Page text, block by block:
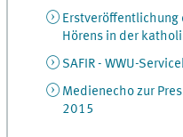
Erstveröffentlichung
Hörens in der
SAFIR - WWU-
Medienecho zur
2015